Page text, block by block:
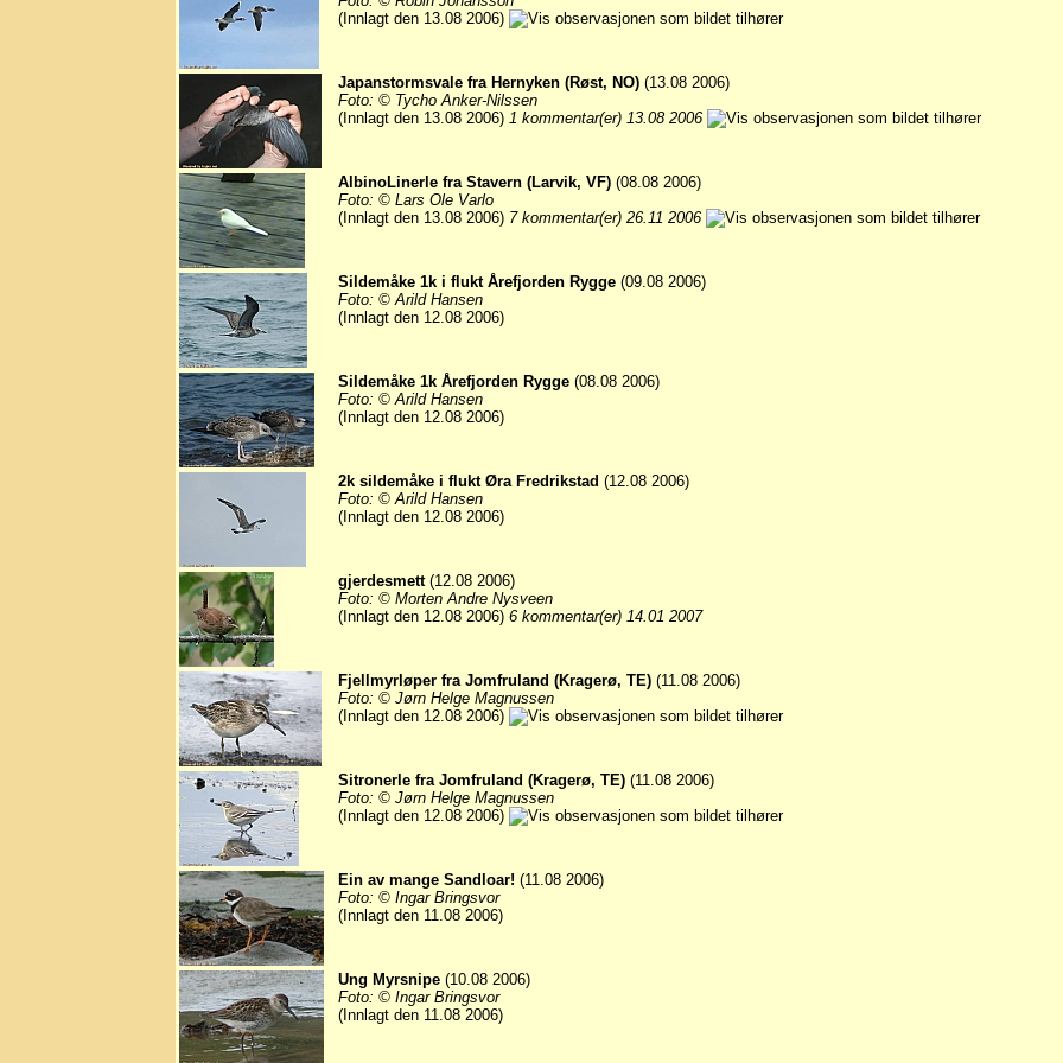
(Innlagt den 13.08 2006)
Japanstormsvale fra Hernyken (Røst, NO) (13.08 2006)
Foto: © Tycho Anker-Nilssen
(Innlagt den 13.08 2006) 1 kommentar(er) 13.08 2006
AlbinoLinerle fra Stavern (Larvik, VF) (08.08 2006)
Foto: © Lars Ole Varlo
(Innlagt den 13.08 2006) 7 kommentar(er) 26.11 2006
Sildemåke 1k i flukt Årefjorden Rygge (09.08 2006)
Foto: © Arild Hansen
(Innlagt den 12.08 2006)
Sildemåke 1k Årefjorden Rygge (08.08 2006)
Foto: © Arild Hansen
(Innlagt den 12.08 2006)
2k sildemåke i flukt Øra Fredrikstad (12.08 2006)
Foto: © Arild Hansen
(Innlagt den 12.08 2006)
gjerdesmett(12.08 2006)
Foto: © Morten Andre Nysveen
(Innlagt den 12.08 2006) 6 kommentar(er) 14.01 2007
Fjellmyrløper fra Jomfruland (Kragerø, TE) (11.08 2006)
Foto: © Jørn Helge Magnussen
(Innlagt den 12.08 2006)
Sitronerle fra Jomfruland (Kragerø, TE) (11.08 2006)
Foto: © Jørn Helge Magnussen
(Innlagt den 12.08 2006)
Ein av mange Sandloar! (11.08 2006)
Foto: © Ingar Bringsvor
(Innlagt den 11.08 2006)
Ung Myrsnipe (10.08 2006)
Foto: © Ingar Bringsvor
(Innlagt den 11.08 2006)